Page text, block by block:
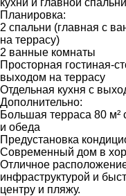
кухни и главной
Планировка:
2 спальни (главная с
на террасу)
2 ванные комнаты
Просторная гостиная-
выходом на террасу
Отдельная кухня с
Дополнительно:
Большая терраса 80 м²
и обеда
Предустановка
Современный дом в
Отличное
инфраструктурой и
центру и пляжу.